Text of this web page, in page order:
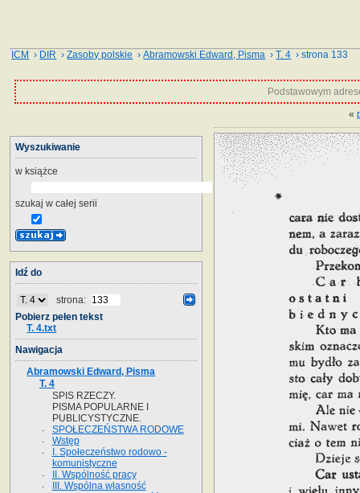
ICM › DIR ›Zasoby polskie ›Abramowski Edward, Pisma ›T. 4 › strona 133
Podstawowym
«
Wyszukiwanie
w książce
szukaj w całej serii
Idź do
strona:
Pobierz pełen tekst
T. 4.txt
Nawigacja
Abramowski Edward, Pisma
T. 4
SPIS RZECZY.
PISMA POPULARNE I
PUBLICYSTYCZNE.
SPOŁECZEŃSTWA RODOWE
Wstęp
I. Społeczeństwo rodowo -
komunistyczne
II. Wspólność pracy
III. Wspólna własność